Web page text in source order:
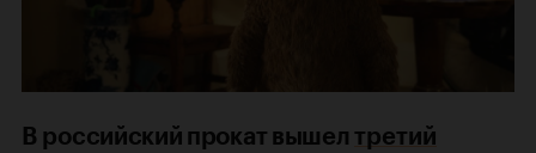
В российский прокат вышел третий